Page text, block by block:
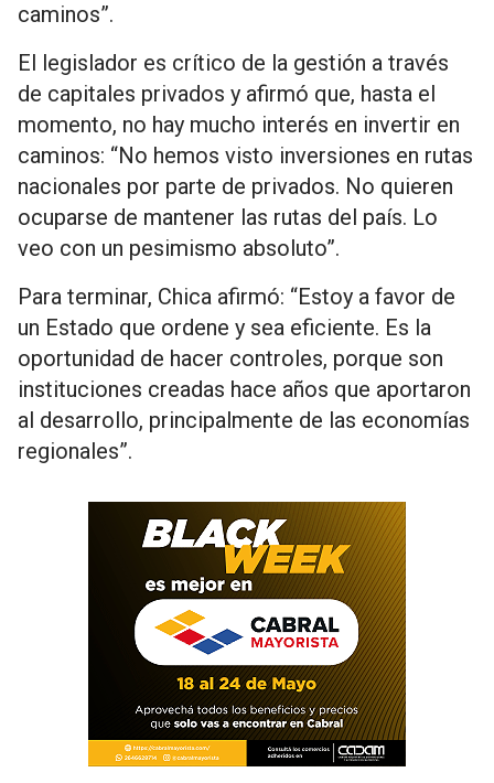
caminos”.
El legislador es crítico de la gestión a través
de capitales privados y afirmó que, hasta el
momento, no hay mucho interés en invertir en
caminos: “No hemos visto inversiones en rutas
nacionales por parte de privados. No quieren
ocuparse de mantener las rutas del país. Lo
veo con un pesimismo absoluto”.
Para terminar, Chica afirmó: “Estoy a favor de
un Estado que ordene y sea eficiente. Es la
oportunidad de hacer controles, porque son
instituciones creadas hace años que aportaron
al desarrollo, principalmente de las economías
regionales”.